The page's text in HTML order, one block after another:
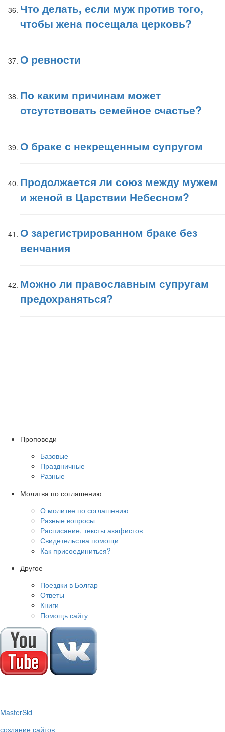
Что делать, если муж против того,
чтобы жена посещала церковь?
О ревности
По каким причинам может
отсутствовать семейное счастье?
О браке с некрещенным супругом
Продолжается ли союз между мужем
и женой в Царствии Небесном?
О зарегистрированном браке без
венчания
Можно ли православным супругам
предохраняться?
Проповеди
Базовые
Праздничные
Разные
Молитва по соглашению
О молитве по соглашению
Разные вопросы
Расписание, тексты акафистов
Свидетельства помощи
Как присоединиться?
Другое
Поездки в Болгар
Ответы
Книги
Помощь сайту
MasterSid
создание сайтов